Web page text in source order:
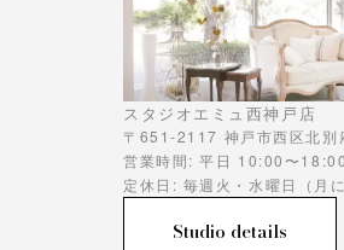
スタジオエミュ西神戸店
〒651-2117 神戸市西区北別
営業時間: 平日 10:00〜
定休日: 毎週火・水曜日（月
Studio details